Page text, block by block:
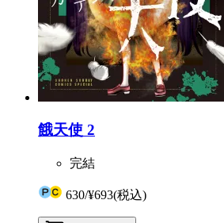
餓天使 2
完結
630/¥693(税込)